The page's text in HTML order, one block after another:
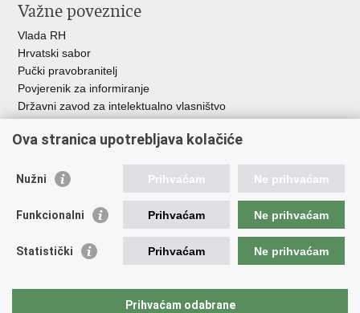
Važne poveznice
Vlada RH
Hrvatski sabor
Pučki pravobranitelj
Povjerenik za informiranje
Državni zavod za intelektualno vlasništvo
HAKOM
Ostale poveznice
Hrvatski audiovizualni centar
Creative Europe
EU National Institutes for Culture
Međunarodni centar za podvodnu arheologiju u Zadru (MCPA)
Ova stranica upotrebljava kolačiće
Nužni Prihvaćam Ne prihvaćam
Funkcionalni Prihvaćam Ne prihvaćam
Statistički Prihvaćam Ne prihvaćam
Prihvaćam odabrane